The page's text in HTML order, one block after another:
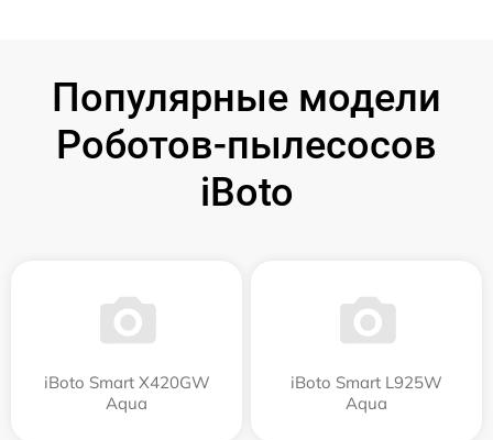
Популярные модели
Роботов-пылесосов
iBoto
iBoto Smart Х420GW
Aqua
iBoto Smart L925W
Aqua